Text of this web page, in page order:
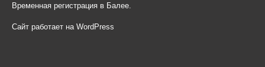
Временная регистрация в Балее.
Сайт работает на WordPress